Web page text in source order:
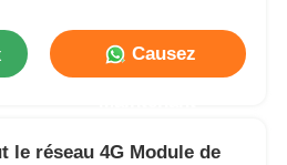
Causez
le réseau 4G Module de